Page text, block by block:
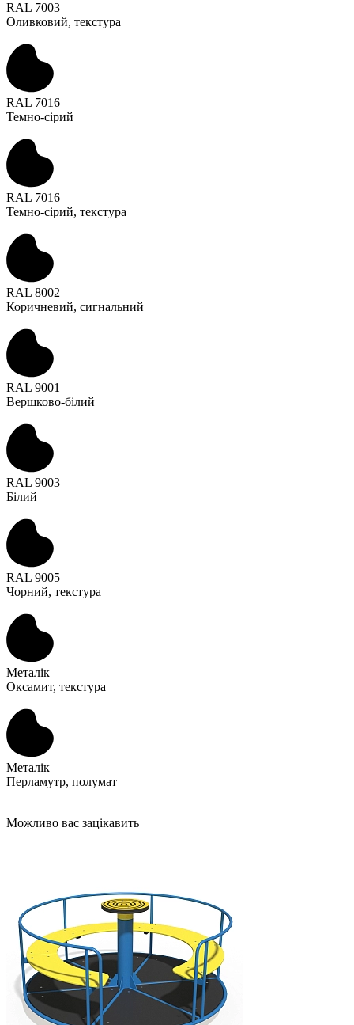
RAL 7003
Оливковий, текстура
RAL 7016
Темно-сірий
RAL 7016
Темно-сірий, текстура
RAL 8002
Коричневий, сигнальний
RAL 9001
Вершково-білий
RAL 9003
Білий
RAL 9005
Чорний, текстура
Металік
Оксамит, текстура
Металік
Перламутр, полумат
Можливо вас зацікавить